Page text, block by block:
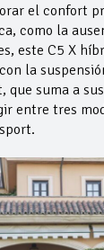
el confort
como la
este C5 X
la
que suma a
entre tres